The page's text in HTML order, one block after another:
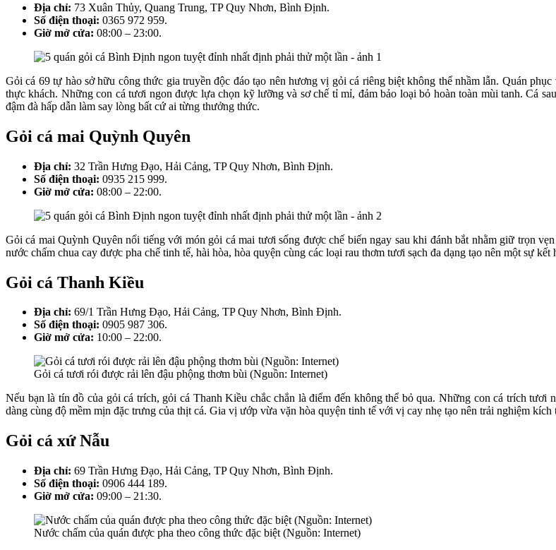
Địa chỉ: 73 Xuân Thủy, Quang Trung, TP Quy Nhơn, Bình Định.
Số điện thoại: 0365 972 959.
Giờ mở cửa: 08:00 – 23:00.
Gỏi cá 69 tự hào sở hữu công thức gia truyền độc đáo tạo nên hương vị gỏi cá riêng biệt không thể nhầm lẫn. Quán
thực khách. Những con cá tươi ngon được lựa chọn kỹ lưỡng và sơ chế tỉ mỉ, đảm bảo loại bỏ hoàn toàn mùi tanh. Cá
đậm đà hấp dẫn làm say lòng bất cứ ai từng thưởng thức.
Gỏi cá mai Quỳnh Quyên
Địa chỉ: 32 Trần Hưng Đạo, Hải Cảng, TP Quy Nhơn, Bình Định.
Số điện thoại: 0935 215 999.
Giờ mở cửa: 08:00 – 22:00.
Gỏi cá mai Quỳnh Quyên nổi tiếng với món gỏi cá mai tươi sống được chế biến ngay sau khi đánh bắt nhằm giữ trọn
nước chấm chua cay được pha chế tinh tế, hài hòa, hòa quyện cùng các loại rau thơm tươi sạch đa dạng tạo nên một sự
Gỏi cá Thanh Kiều
Địa chỉ: 69/1 Trần Hưng Đạo, Hải Cảng, TP Quy Nhơn, Bình Định.
Số điện thoại: 0905 987 306.
Giờ mở cửa: 10:00 – 22:00.
Gỏi cá tươi rói được rải lên đậu phộng thơm bùi (Nguồn: Internet)
Nếu bạn là tín đồ của gỏi cá trích, gỏi cá Thanh Kiều chắc chắn là điểm đến không thể bỏ qua. Những con cá trích
dàng cùng độ mềm mịn đặc trưng của thịt cá. Gia vị ướp vừa vặn hòa quyện tinh tế với vị cay nhẹ tạo nên trải nghiệm
Gỏi cá xứ Nẫu
Địa chỉ: 69 Trần Hưng Đạo, Hải Cảng, TP Quy Nhơn, Bình Định.
Số điện thoại: 0906 444 189.
Giờ mở cửa: 09:00 – 21:30.
Nước chấm của quán được pha theo công thức đặc biệt (Nguồn: Internet)